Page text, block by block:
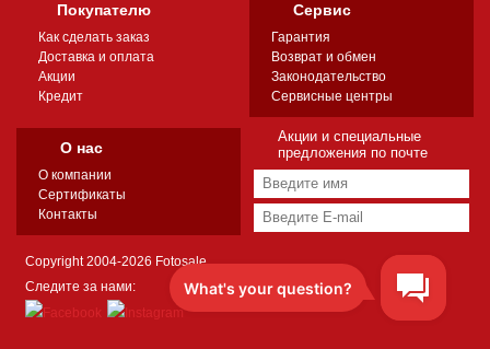
Покупателю
Как сделать заказ
Доставка и оплата
Акции
Кредит
Сервис
Гарантия
Возврат и обмен
Законодательство
Сервисные центры
О нас
О компании
Сертификаты
Контакты
Акции и специальные
предложения по почте
Copyright 2004-2026 Fotosale
Следите за нами: